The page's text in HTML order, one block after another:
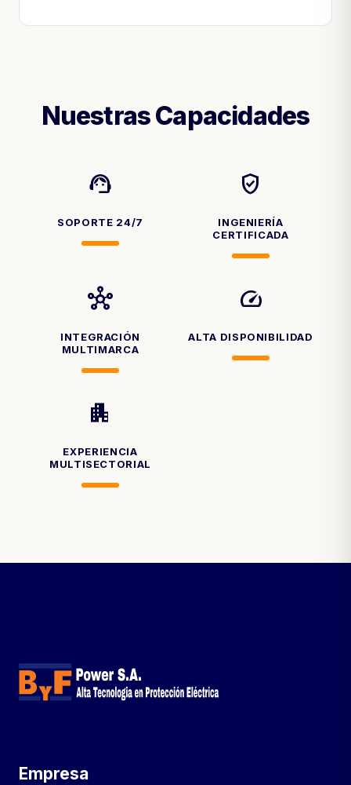
Nuestras Capacidades
support_agent
SOPORTE 24/7
verified_user
INGENIERÍA
CERTIFICADA
hub
INTEGRACIÓN
MULTIMARCA
speed
ALTA DISPONIBILIDAD
apartment
EXPERIENCIA
MULTISECTORIAL
Empresa